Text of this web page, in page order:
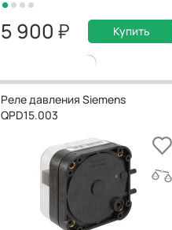
5 900 Купить
Реле давления Siemens
QPD15.003